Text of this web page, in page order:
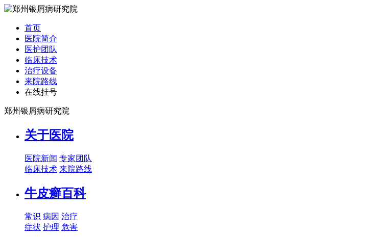
首页
医院简介
医护团队
临床技术
治疗设备
来院路线
在线挂号
郑州银屑病研究院
关于医院
医院新闻 专家团队
临床技术 来院路线
牛皮癣百科
常识 病因 治疗
症状 护理 危害